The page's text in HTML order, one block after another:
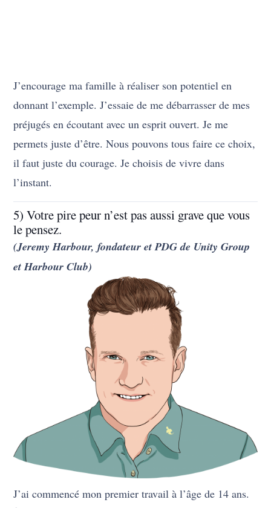
J’encourage ma famille à réaliser son potentiel en
donnant l’exemple. J’essaie de me débarrasser de mes
préjugés en écoutant avec un esprit ouvert. Je me
permets juste d’être. Nous pouvons tous faire ce choix,
il faut juste du courage. Je choisis de vivre dans
l’instant.
5) Votre pire peur n’est pas aussi grave que vous
le pensez.
(Jeremy Harbour, fondateur et PDG de Unity Group
et Harbour Club)
J’ai commencé mon premier travail à l’âge de 14 ans.